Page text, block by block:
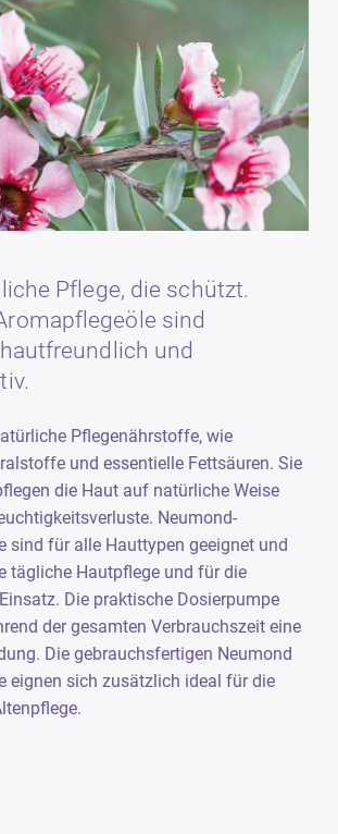
Pflege, die schützt.
sind
und
Pflege­nährstoffe, wie
und essentielle Fettsäuren. Sie
die Haut auf natürliche Weise
Neumond-
sind für alle Hauttypen ge­eignet und
tägliche Hautpflege und für die
Die praktische Dosierpumpe
der gesamten Verbrauchszeit eine
Die gebrauchsfertigen Neumond
eignen sich zusätzlich ideal für die